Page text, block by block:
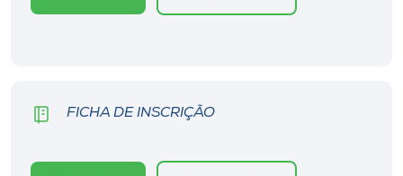
Store
FICHA DE INSCRIÇÃO